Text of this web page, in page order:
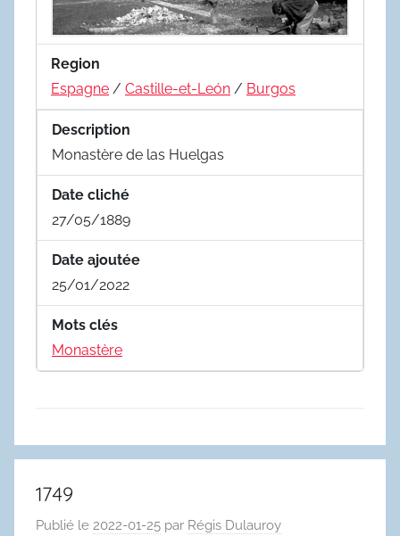
Region
Espagne / Castille-et-León / Burgos
Description
Monastère de las Huelgas
Date cliché
27/05/1889
Date ajoutée
25/01/2022
Mots clés
Monastère
1749
Publié le 2022-01-25 par Régis Dulauroy